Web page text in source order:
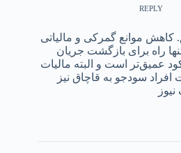
REPLY
کاهش موانع گمرکی و مالیاتی
راه برای بازگشت جریان
عمیق‌تر است و البته مالیات
سودجو به قاچاق نیز